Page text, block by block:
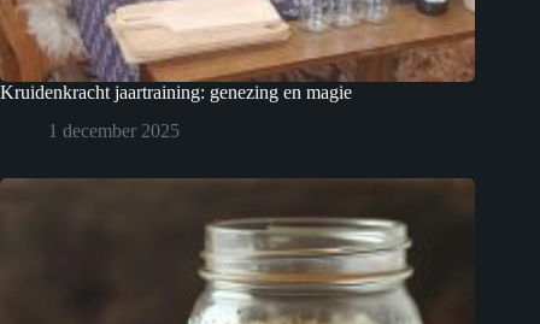
Kruidenkracht jaartraining: genezing en magie
1 december 2025